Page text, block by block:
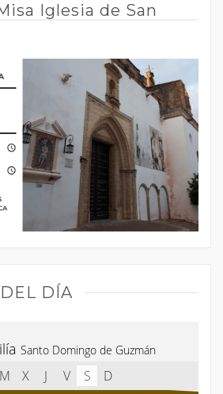
Iglesia de San
DÍA